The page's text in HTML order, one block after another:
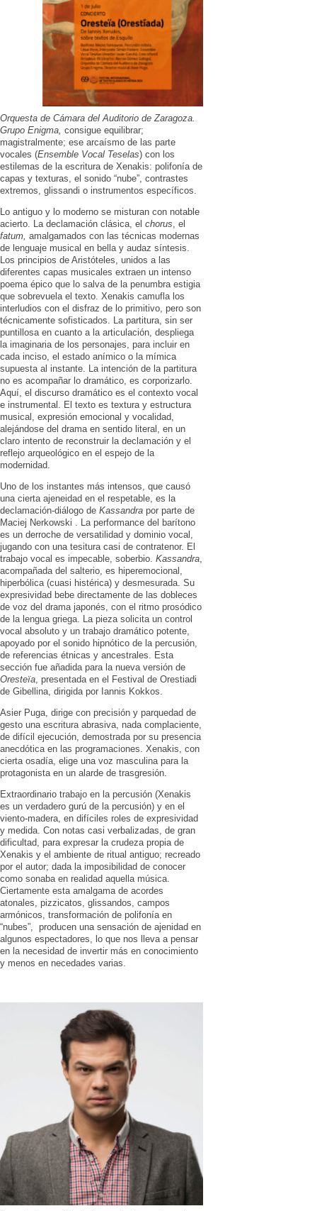
Orquesta de Cámara del Auditorio de Zaragoza.
Grupo Enigma, consigue equilibrar;
magistralmente; ese arcaísmo de las parte
vocales (Ensemble Vocal Teselas) con los
estilemas de la escritura de Xenakis: polifonía de
capas y texturas, el sonido “nube”, contrastes
extremos, glissandi o instrumentos específicos.
Lo antiguo y lo moderno se misturan con notable
acierto. La declamación clásica, el chorus , el
fatum, amalgamados con las técnicas modernas
de lenguaje musical en bella y audaz síntesis.
Los principios de Aristóteles, unidos a las
diferentes capas musicales extraen un intenso
poema épico que lo salva de la penumbra estigia
que sobrevuela el texto. Xenakis camufla los
interludios con el disfraz de lo primitivo, pero son
técnicamente sofisticados. La partitura, sin ser
puntillosa en cuanto a la articulación, despliega
la imaginaria de los personajes, para incluir en
cada inciso, el estado anímico o la mímica
supuesta al instante. La intención de la partitura
no es acompañar lo dramático, es corporizarlo.
Aquí, el discurso dramático es el contexto vocal
e instrumental. El texto es textura y estructura
musical, expresión emocional y vocalidad,
alejándose del drama en sentido literal, en un
claro intento de reconstruir la declamación y el
reflejo arqueológico en el espejo de la
modernidad.
Uno de los instantes más intensos, que causó
una cierta ajeneidad en el respetable, es la
declamación-diálogo de Kassandra por parte de
Maciej Nerkowski . La performance del barítono
es un derroche de versatilidad y dominio vocal,
jugando con una tesitura casi de contratenor. El
trabajo vocal es impecable, soberbio. Kassandra
acompañada del salterio, es hiperemocional,
hiperbólica (cuasi histérica) y desmesurada. Su
expresividad bebe directamente de las dobleces
de voz del drama japonés, con el ritmo prosódico
de la lengua griega. La pieza solicita un control
vocal absoluto y un trabajo dramático potente,
apoyado por el sonido hipnótico de la percusión,
de referencias étnicas y ancestrales. Esta
sección fue añadida para la nueva versión de
Oresteïa , presentada en el Festival de Orestiadi
de Gibellina, dirigida por Iannis Kokkos.
Asier Puga, dirige con precisión y parquedad de
gesto una escritura abrasiva, nada complaciente,
de difícil ejecución, demostrada por su presencia
anecdótica en las programaciones. Xenakis, con
cierta osadía, elige una voz masculina para la
protagonista en un alarde de trasgresión.
Extraordinario trabajo en la percusión (Xenakis
es un verdadero gurú de la percusión) y en el
viento-madera, en difíciles roles de expresividad
y medida. Con notas casi verbalizadas, de gran
dificultad, para expresar la crudeza propia de
Xenakis y el ambiente de ritual antiguo; recreado
por el autor; dada la imposibilidad de conocer
como sonaba en realidad aquella música.
Ciertamente esta amalgama de acordes
atonales, pizzicatos, glissandos, campos
armónicos, transformación de polifonía en
“nubes”, producen una sensación de ajenidad en
algunos espectadores, lo que nos lleva a pensar
en la necesidad de invertir más en conocimiento
y menos en necedades varias.